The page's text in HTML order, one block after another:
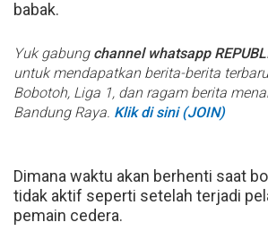
babak.
Yuk gabung channel whatsapp
untuk mendapatkan berita-berita
Bobotoh, Liga 1, dan ragam berita
Bandung Raya. Klik di sini (JOIN)
Dimana waktu akan berhenti saat
tidak aktif seperti setelah terjadi
pemain cedera.